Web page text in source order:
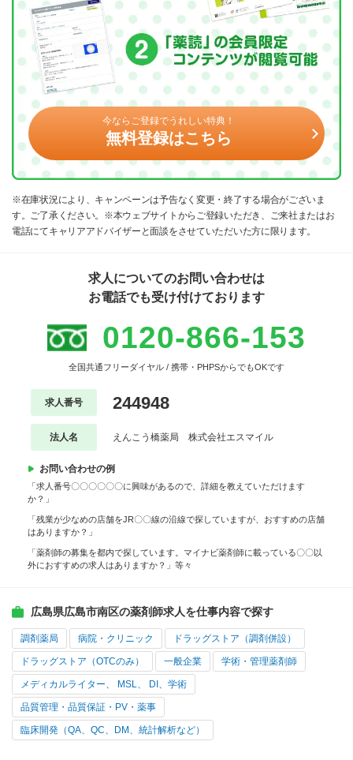
今ならご登録でうれしい特典！
無料登録はこちら
※在庫状況により、キャンペーンは予告なく変更・終了する場合がございま
す。ご了承ください。※本ウェブサイトからご登録いただき、ご来社またはお
電話にてキャリアアドバイザーと面談をさせていただいた方に限ります。
求人についてのお問い合わせは
お電話でも受け付けております
0120-866-153
全国共通フリーダイヤル / 携帯・PHPSからでもOKです
求人番号 244948
法人名 えんこう橋薬局 株式会社エスマイル
お問い合わせの例
「求人番号〇〇〇〇〇〇に興味があるので、詳細を教えていただけます
か？」
「残業が少なめの店舗をJR〇〇線の沿線で探していますが、おすすめの店舗
はありますか？」
「薬剤師の募集を都内で探しています。マイナビ薬剤師に載っている〇〇以
外におすすめの求人はありますか？」等々
広島県広島市南区の薬剤師求人を仕事内容で探す
調剤薬局 病院・クリニック ドラッグストア（調剤併設）
ドラッグストア（OTCのみ） 一般企業 学術・管理薬剤師
メディカルライター、 MSL、 DI、学術
品質管理・品質保証・PV・薬事
臨床開発（QA、QC、DM、統計解析など）